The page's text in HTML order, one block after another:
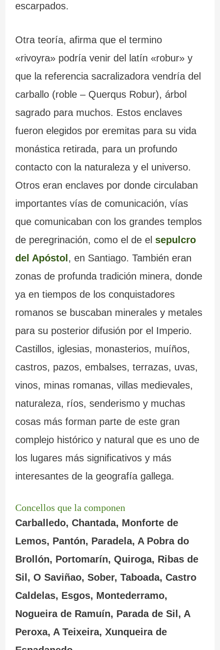
escarpados.
Otra teoría, afirma que el termino
«rivoyra» podría venir del latín «robur» y
que la referencia sacralizadora vendría del
carballo (roble – Querqus Robur), árbol
sagrado para muchos. Estos enclaves
fueron elegidos por eremitas para su vida
monástica retirada, para un profundo
contacto con la naturaleza y el universo.
Otros eran enclaves por donde circulaban
importantes vías de comunicación, vías
que comunicaban con los grandes templos
de peregrinación, como el de el sepulcro
del Apóstol , en Santiago. También eran
zonas de profunda tradición minera, donde
ya en tiempos de los conquistadores
romanos se buscaban minerales y metales
para su posterior difusión por el Imperio.
Castillos, iglesias, monasterios, muíños,
castros, pazos, embalses, terrazas, uvas,
vinos, minas romanas, villas medievales,
naturaleza, ríos, senderismo y muchas
cosas más forman parte de este gran
complejo histórico y natural que es uno de
los lugares más significativos y más
interesantes de la geografía gallega.
Concellos que la componen
Carballedo, Chantada, Monforte de
Lemos, Pantón, Paradela, A Pobra do
Brollón, Portomarín, Quiroga, Ribas de
Sil, O Saviñao, Sober, Taboada, Castro
Caldelas, Esgos, Montederramo,
Nogueira de Ramuín, Parada de Sil, A
Peroxa, A Teixeira, Xunqueira de